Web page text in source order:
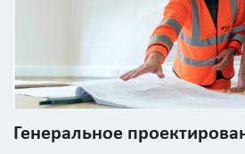
Генеральное
данных